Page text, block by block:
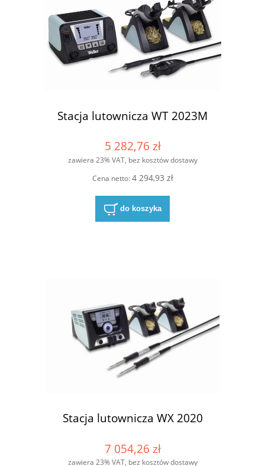
Stacja lutownicza WT 2023M
5 282,76 zł
zawiera 23% VAT, bez kosztów dostawy
Cena netto:4 294,93 zł
do koszyka
Stacja lutownicza WX 2020
7 054,26 zł
zawiera 23% VAT, bez kosztów dostawy